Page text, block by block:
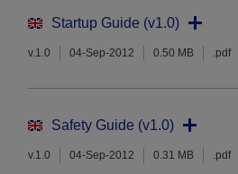
Startup Guide (v1.0)
v.1.0 04-Sep-2012 0.50 MB .pdf
Safety Guide (v1.0)
v.1.0 04-Sep-2012 0.31 MB .pdf